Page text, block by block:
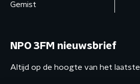
Gemist
NPO 3FM nieuwsbrief
Altijd op de hoogte van het laatste